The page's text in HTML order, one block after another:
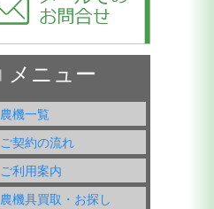
農機一覧
ご契約の流れ
ご利用案内
農機具買取・お探し